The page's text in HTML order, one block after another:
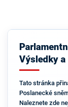
Výsledky
Tato stránka
Poslanecké
Naleznete zde